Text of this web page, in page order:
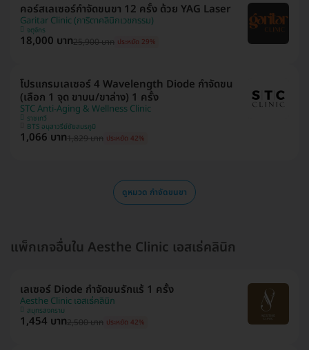
คอร์สเลเซอร์กำจัดขนขา 12 ครั้ง ด้วย YAG Laser
Garitar Clinic (การิตาคลินิกเวชกรรม)
จตุจักร
18,000 บาท25,900 บาท ประหยัด 29%
โปรแกรมเลเซอร์ 4 Wavelength Diode กำจัดขน
(เลือก 1 จุด ขาบน/ขาล่าง) 1 ครั้ง
STC Anti-Aging & Wellness Clinic
ราชเทวี
BTS อนุสาวรีย์ชัยสมรภูมิ
1,066 บาท1,829 บาท ประหยัด 42%
ดูหมวด กำจัดขนขา
แพ็กเกจอื่นใน Aesthe Clinic เอสเธ่คลินิก
เลเซอร์ Diode กำจัดขนรักแร้ 1 ครั้ง
Aesthe Clinic เอสเธ่คลินิก
สมุทรสงคราม
1,454 บาท2,500 บาท ประหยัด 42%